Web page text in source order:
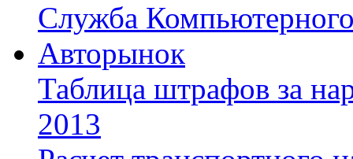
Служба
Авторынок
Таблица штрафов за
2013